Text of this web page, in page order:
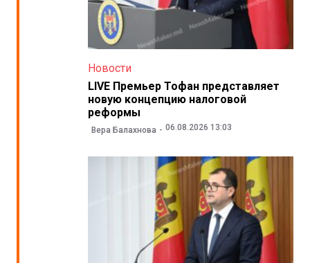
Новости
LIVE Премьер Тофан представляет
новую концепцию налоговой
реформы
Вера Балахнова 06.08.2026 13:03